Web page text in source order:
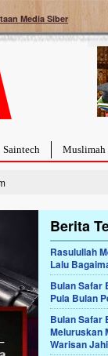
Media Siber
Saintech Muslimah
Berita
Rasulullah
Lalu
Bulan Safar
Pula Bulan
Bulan Safar
Meluruskan
Warisan
Dari
tumor